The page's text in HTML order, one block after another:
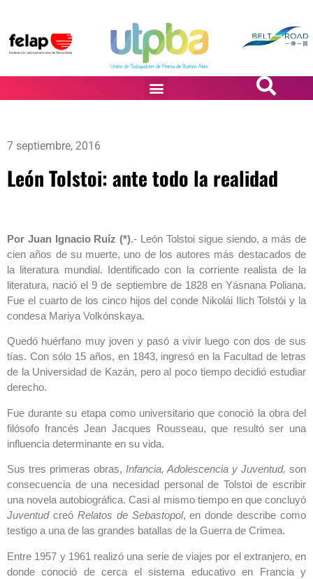
7 septiembre, 2016
León Tolstoi: ante todo la realidad
Por Juan Ignacio Ruíz (*).- León Tolstoi sigue siendo, a más de
cien años de su muerte, uno de los autores más destacados de
la literatura mundial. Identificado con la corriente realista de la
literatura, nació el 9 de septiembre de 1828 en Yásnana Poliana.
Fue el cuarto de los cinco hijos del conde Nikolái Ilich Tolstói y la
condesa Mariya Volkónskaya.
Quedó huérfano muy joven y pasó a vivir luego con dos de sus
tías. Con sólo 15 años, en 1843, ingresó en la Facultad de letras
de la Universidad de Kazán, pero al poco tiempo decidió estudiar
derecho.
Fue durante su etapa como universitario que conoció la obra del
filósofo francés Jean Jacques Rousseau, que resultó ser una
influencia determinante en su vida.
Sus tres primeras obras, Infancia, Adolescencia y Juventud, son
consecuencia de una necesidad personal de Tolstoi de escribir
una novela autobiográfica. Casi al mismo tiempo en que concluyó
Juventud creó Relatos de Sebastopol, en donde describe como
testigo a una de las grandes batallas de la Guerra de Crimea.
Entre 1957 y 1961 realizó una serie de viajes por el extranjero, en
donde conoció de cerca el sistema educativo en Francia y